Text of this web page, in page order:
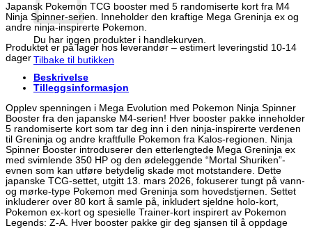
Du har ingen produkter i handlekurven.
Tilbake til butikken
(Japansk)
antall
Japansk Pokemon TCG booster med 5 randomiserte kort fra M4
Ninja Spinner-serien. Inneholder den kraftige Mega Greninja ex og
andre ninja-inspirerte Pokemon.
Produktet er på lager hos leverandør – estimert leveringstid 10-14
dager
Beskrivelse
Tilleggsinformasjon
Opplev spenningen i Mega Evolution med Pokemon Ninja Spinner
Booster fra den japanske M4-serien! Hver booster pakke inneholder
5 randomiserte kort som tar deg inn i den ninja-inspirerte verdenen
til Greninja og andre kraftfulle Pokemon fra Kalos-regionen. Ninja
Spinner Booster introduserer den etterlengtede Mega Greninja ex
med svimlende 350 HP og den ødeleggende “Mortal Shuriken”-
evnen som kan utføre betydelig skade mot motstandere. Dette
japanske TCG-settet, utgitt 13. mars 2026, fokuserer tungt på vann-
og mørke-type Pokemon med Greninja som hovedstjernen. Settet
inkluderer over 80 kort å samle på, inkludert sjeldne holo-kort,
Pokemon ex-kort og spesielle Trainer-kort inspirert av Pokemon
Legends: Z-A. Hver booster pakke gir deg sjansen til å oppdage